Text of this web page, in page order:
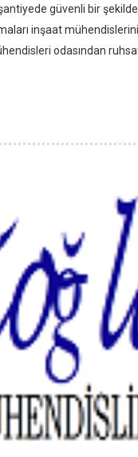
güvenli bir
inşaat
odasından